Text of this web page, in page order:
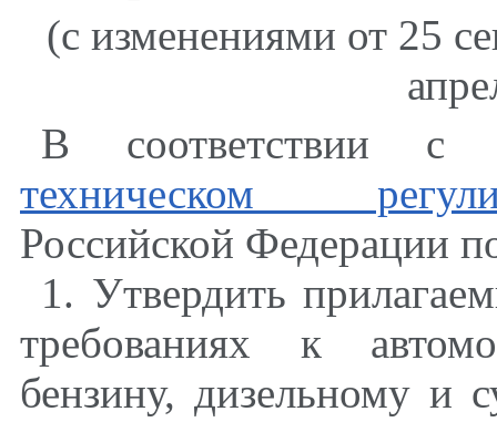
(с изменениями от 25
В соответствии с
техническом
Российской Федерации
1. Утвердить
требованиях к
бензину, дизельному и